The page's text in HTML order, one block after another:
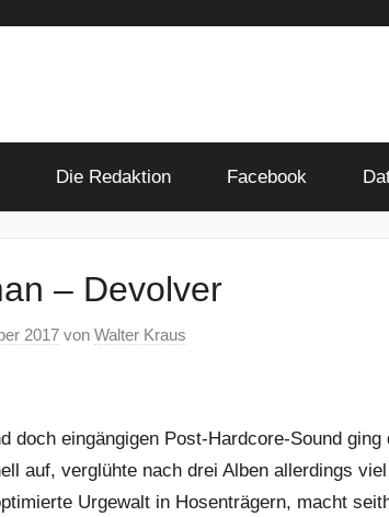
Die Redaktion Facebook
– Devolver
2017 von Walter Kraus
doch eingängigen Post-Hardcore-Sound
auf, verglühte nach drei Alben allerdings
Urgewalt in Hosenträgern, macht